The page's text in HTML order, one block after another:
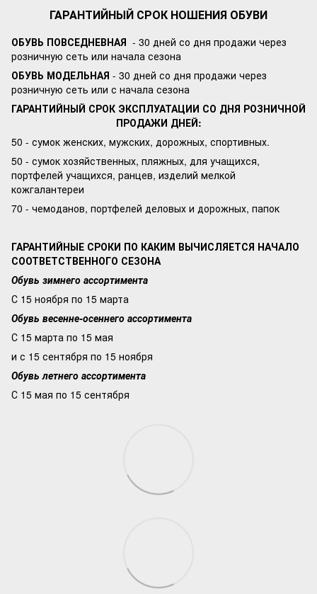
ГАРАНТИЙНЫЙ СРОК НОШЕНИЯ ОБУВИ
ОБУВЬ ПОВСЕДНЕВНАЯ - 30 дней со дня продажи через
розничную сеть или начала сезона
ОБУВЬ МОДЕЛЬНАЯ - 30 дней со дня продажи через
розничную сеть или с начала сезона
ГАРАНТИЙНЫЙ СРОК ЭКСПЛУАТАЦИИ СО ДНЯ РОЗНИЧНОЙ
ПРОДАЖИ ДНЕЙ:
50 - сумок женских, мужских, дорожных, спортивных.
50 - сумок хозяйственных, пляжных, для учащихся,
портфелей учащихся, ранцев, изделий мелкой
кожгалантереи
70 - чемоданов, портфелей деловых и дорожных, папок
ГАРАНТИЙНЫЕ СРОКИ ПО КАКИМ ВЫЧИСЛЯЕТСЯ НАЧАЛО
СООТВЕТСТВЕННОГО СЕЗОНА
Обувь зимнего ассортимента
С 15 ноября по 15 марта
Обувь весенне-осеннего ассортимента
С 15 марта по 15 мая
и с 15 сентября по 15 ноября
Обувь летнего ассортимента
С 15 мая по 15 сентября